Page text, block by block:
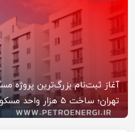
آغاز ثبت‌نام بزرگ‌ترین پروژه
تهران؛ ساخت ۵ هزار واحد مسکونی